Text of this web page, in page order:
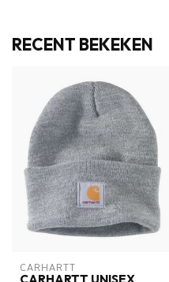
RECENT BEKEKEN
CARHARTT